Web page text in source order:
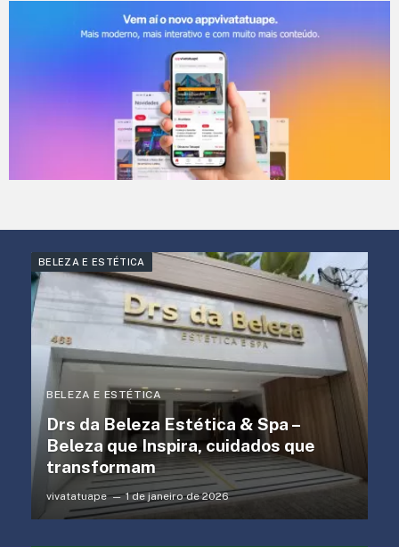
BELEZA E ESTÉTICA
BELEZA E ESTÉTICA
Drs da Beleza Estética & Spa –
Beleza que Inspira, cuidados que
transformam
vivatatuape 1 de janeiro de 2026